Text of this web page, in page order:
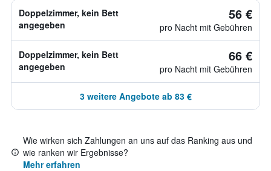
Doppelzimmer, kein Bett
angegeben
56 €
pro Nacht mit Gebühren
Doppelzimmer, kein Bett
angegeben
66 €
pro Nacht mit Gebühren
3 weitere Angebote ab 83 €
Wie wirken sich Zahlungen an uns auf das Ranking aus und
wie ranken wir Ergebnisse?
Mehr erfahren